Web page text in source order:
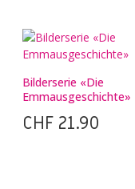
Bilderserie «Die
Emmausgeschichte»
CHF 21.90